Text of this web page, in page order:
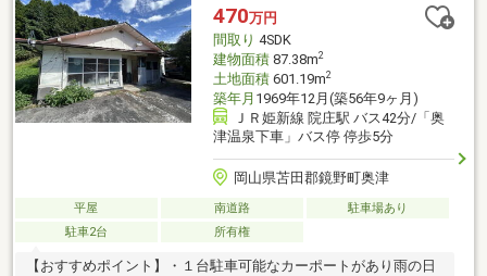
車1台分の車庫があります。・JR姫新線院庄駅まで約950mで（徒
歩約12分）です。
470万円
間取り 4SDK
建物面積87.38m2
土地面積601.19m2
築年月 1969年12月(築56年9ヶ月)
ＪＲ姫新線 院庄駅 バス42分/「奥
津温泉下車」バス停 停歩5分
岡山県苫田郡鏡野町奥津
平屋 南道路
駐車場あり
駐車2台
所有権
【おすすめポイント】・１台駐車可能なカーポートがあり雨の日